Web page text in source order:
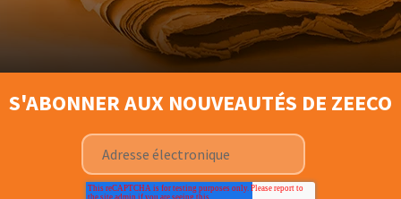
S'ABONNER AUX NOUVEAUTÉS DE ZEECO